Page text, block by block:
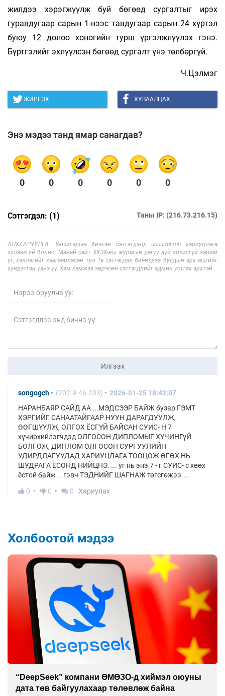
жилдээ хэрэгжүүлж буй бөгөөд сургалтыг ирэх
гуравдугаар сарын 1-нээс тавдугаар сарын 24 хүртэл
буюу 12 долоо хоногийн турш үргэлжлүүлэх гэнэ.
Бүртгэлийг эхлүүлсэн бөгөөд сургалт үнэ төлбөргүй.
Ч.Цэлмэг
ЖИРГЭХ ХУВААЛЦАХ
Энэ мэдээ танд ямар санагдав?
0 0 0 0 0 0
Сэтгэгдэл: (1) Таны IP: (216.73.216.15)
АНХААРУУЛГА: Уншигчдын бичсэн сэтгэгдэлд unuudur.mn хариуцлага
хүлээхгүй болно. Манай сайт ХХЗХ-ны журмын дагуу зүй зохисгүй зарим
үг, хэллэгийг хязгаарласан тул Та сэтгэгдэл бичихдээ бусдын эрх ашгийг
хүндэтгэн үзнэ үү. Хэм хэмжээ зөрчсөн сэтгэгдлийг админ устгах эрхтэй.
Илгээх
songogch (202.9.46.203)
2026-01-25 18:42:07
НАРАНБАЯР САЙД АА ...МЭДСЭЭР БАЙЖ бузар ГЭМТ
ХЭРГИЙГ САНААТАЙГААР НУУН ДАРАГДУУЛЖ,
ӨӨГШҮҮЛЖ, ОЛГОХ ЁСГҮЙ БАЙСАН СУИС- Н 7
хүчирхийлэгчдэд ОЛГОСОН ДИПЛОМЫГ ХҮЧИНГүЙ
БОЛГОЖ, ДИПЛОМ ОЛГОСОН СУРГУУЛИЙН
УДИРДЛАГУУДАД ХАРИУЦЛАГА ТООЦОЖ ӨГӨХ НЬ
ШУДРАГА ЁСОНД НИЙЦНЭ. ... уг нь энэ 7 - г СУИС- с хөөх
ёстой байж ...гэвч ТЭДНИЙГ ШАГНАЖ төгсгөжээ....
0
0 0 Хариулах
Холбоотой мэдээ
“DeepSeek” компани ӨМӨЗО-д хиймэл оюуны
дата төв байгуулахаар төлөвлөж байна